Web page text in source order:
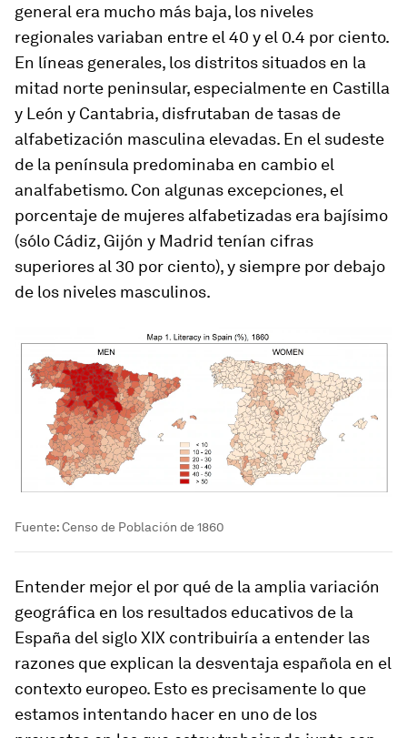
general era mucho más baja, los niveles
regionales variaban entre el 40 y el 0.4 por ciento.
En líneas generales, los distritos situados en la
mitad norte peninsular, especialmente en Castilla
y León y Cantabria, disfrutaban de tasas de
alfabetización masculina elevadas. En el sudeste
de la península predominaba en cambio el
analfabetismo. Con algunas excepciones, el
porcentaje de mujeres alfabetizadas era bajísimo
(sólo Cádiz, Gijón y Madrid tenían cifras
superiores al 30 por ciento), y siempre por debajo
de los niveles masculinos.
Fuente: Censo de Población de 1860
Entender mejor el por qué de la amplia variación
geográfica en los resultados educativos de la
España del siglo XIX contribuiría a entender las
razones que explican la desventaja española en el
contexto europeo. Esto es precisamente lo que
estamos intentando hacer en uno de los